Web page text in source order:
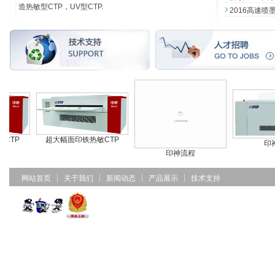
造热敏型CTP，UV型CTP.
2016高速喷
超大幅面印铁热敏CTP
印神流程
印
网站首页 关于我们 新闻动态 产品展示 技术支持